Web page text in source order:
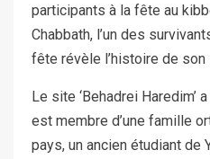
participants à la fête au
Chabbath, l’un des
fête révèle l’histoire de son
Le site ‘Behadrei Haredim’
est membre d’une famille
pays, un ancien étudiant de